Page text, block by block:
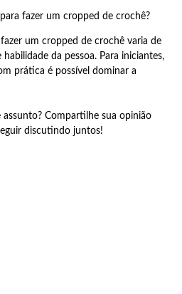
fazer um cropped de crochê?
um cropped de crochê varia de
da pessoa. Para iniciantes,
prática é possível dominar a
assunto? Compartilhe sua opinião
discutindo juntos!